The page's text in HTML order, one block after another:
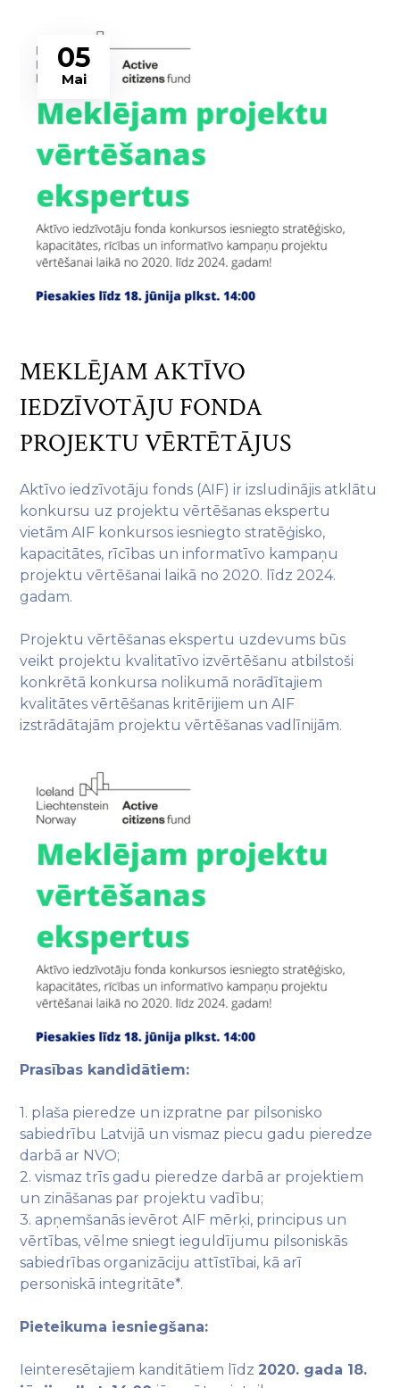
05
Mai
MEKLĒJAM AKTĪVO
IEDZĪVOTĀJU FONDA
PROJEKTU VĒRTĒTĀJUS
Aktīvo iedzīvotāju fonds (AIF) ir izsludinājis atklātu
konkursu uz projektu vērtēšanas ekspertu
vietām AIF konkursos iesniegto stratēģisko,
kapacitātes, rīcības un informatīvo kampaņu
projektu vērtēšanai laikā no 2020. līdz 2024.
gadam.
Projektu vērtēšanas ekspertu uzdevums būs
veikt projektu kvalitatīvo izvērtēšanu atbilstoši
konkrētā konkursa nolikumā norādītajiem
kvalitātes vērtēšanas kritērijiem un AIF
izstrādātajām projektu vērtēšanas vadlīnijām.
Prasības kandidātiem:
1. plaša pieredze un izpratne par pilsonisko
sabiedrību Latvijā un vismaz piecu gadu pieredze
darbā ar NVO;
2. vismaz trīs gadu pieredze darbā ar projektiem
un zināšanas par projektu vadību;
3. apņemšanās ievērot AIF mērķi, principus un
vērtības, vēlme sniegt ieguldījumu pilsoniskās
sabiedrības organizāciju attīstībai, kā arī
personiskā integritāte*.
Pieteikuma iesniegšana:
Ieinteresētajiem kanditātiem līdz 2020. gada 18.